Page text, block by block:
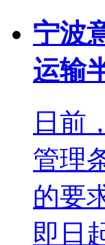
宁波
运输
日前
管理
的要
即日